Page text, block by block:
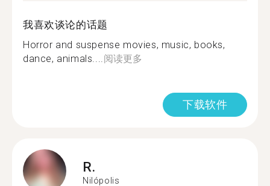
我喜欢谈论的话题
Horror and suspense movies, music, books,
dance, animals....阅读更多
下载软件
R.
Nilópolis